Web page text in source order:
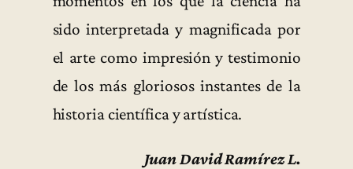
sido interpretada y magnificada por
el arte como impresión y testimonio
de los más gloriosos instantes de la
historia científica y artística.
Juan David Ramírez L.